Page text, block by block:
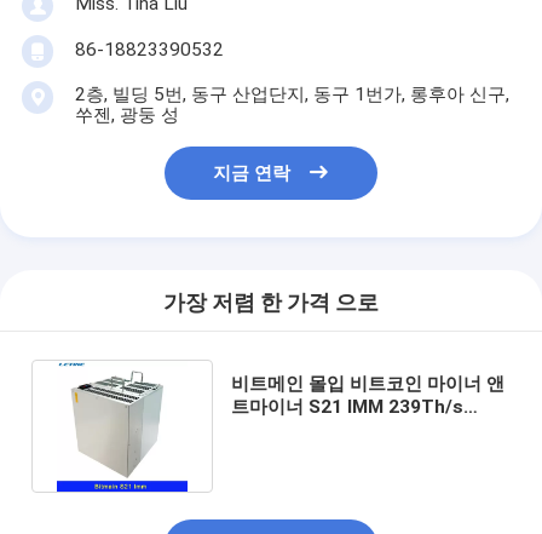
86-18823390532
2층, 빌딩 5번, 동구 산업단지, 동구 1번가, 롱후아 신구,
쑤젠, 광둥 성
지금 연락
가장 저렴 한 가격 으로
비트메인 몰입 비트코인 마이너 앤
트마이너 S21 IMM 239Th/s